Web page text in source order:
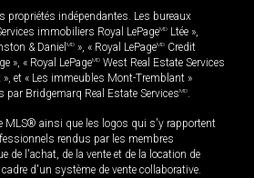
propriétés indépendantes. Les bureaux
immobiliers Royal LePageMD Ltée »,
& Daniel MD », « Royal LePageMD Credit
», « Royal LePageMD West Real Estate Services
», et « Les immeubles Mont-Tremblant »
par Bridgemarq Real Estate ServicesMD.
MLS® ainsi que les logos qui s'y rapportent
rendus par les membres
de l'achat, de la vente et de la location de
d'un système de vente collaborative.